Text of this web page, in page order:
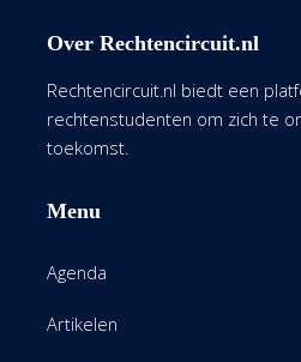
Over Rechtencircuit.nl
Rechtencircuit.nl biedt een
rechtenstudenten om zich te
toekomst.
Menu
Agenda
Artikelen